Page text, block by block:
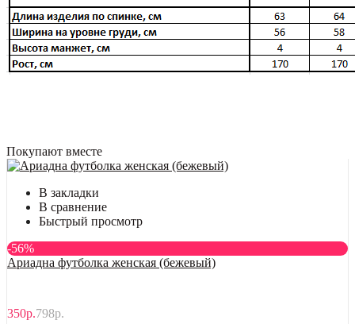
Покупают вместе
В закладки
В сравнение
Быстрый просмотр
-56%
Ариадна футболка женская (бежевый)
350р.798р.